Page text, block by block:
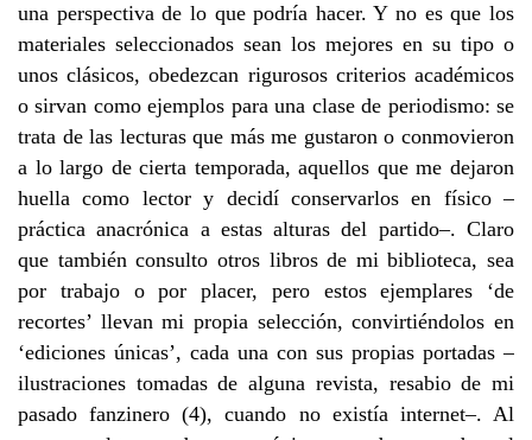
una perspectiva de lo que podría hacer. Y no es que los
materiales seleccionados sean los mejores en su tipo o
unos clásicos, obedezcan rigurosos criterios académicos
o sirvan como ejemplos para una clase de periodismo: se
trata de las lecturas que más me gustaron o conmovieron
a lo largo de cierta temporada, aquellos que me dejaron
huella como lector y decidí conservarlos en físico –
práctica anacrónica a estas alturas del partido–. Claro
que también consulto otros libros de mi biblioteca, sea
por trabajo o por placer, pero estos ejemplares ‘de
recortes’ llevan mi propia selección, convirtiéndolos en
‘ediciones únicas’, cada una con sus propias portadas –
ilustraciones tomadas de alguna revista, resabio de mi
pasado fanzinero (4), cuando no existía internet–. Al